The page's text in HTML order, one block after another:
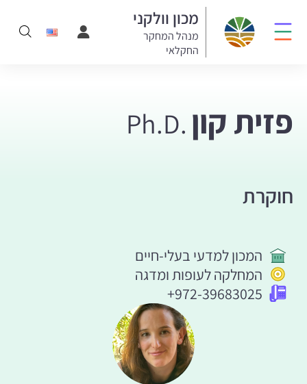
מכון וולקני
מנהל המחקר
החקלאי
פזית קון Ph.D.
חוקרת
המכון למדעי בעלי-חיים
המחלקה לעופות ומדגה
+972-39683025